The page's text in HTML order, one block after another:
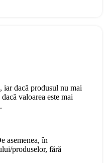
iar dacă produsul nu mai
valoarea este mai
asemenea, în
produselor, fără